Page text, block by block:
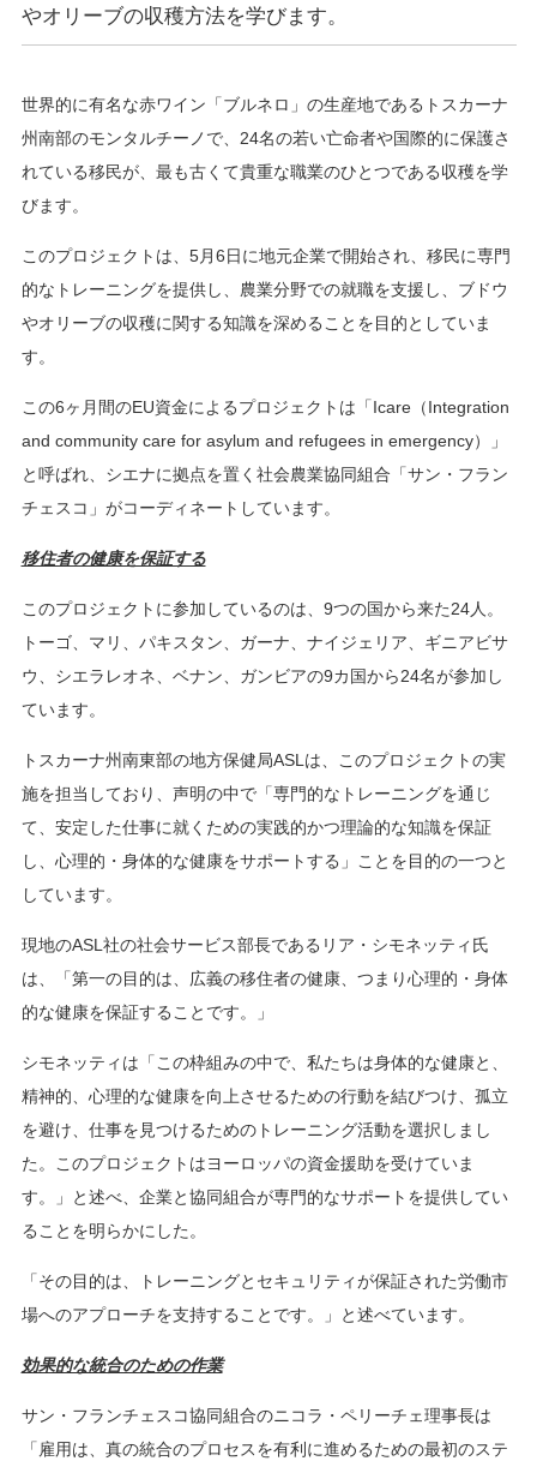
やオリーブの収穫方法を学びます。
世界的に有名な赤ワイン「ブルネロ」の生産地であるトスカーナ
州南部のモンタルチーノで、24名の若い亡命者や国際的に保護さ
れている移民が、最も古くて貴重な職業のひとつである収穫を学
びます。
このプロジェクトは、5月6日に地元企業で開始され、移民に専門
的なトレーニングを提供し、農業分野での就職を支援し、ブドウ
やオリーブの収穫に関する知識を深めることを目的としていま
す。
この6ヶ月間のEU資金によるプロジェクトは「Icare（Integration
and community care for asylum and refugees in emergency）」
と呼ばれ、シエナに拠点を置く社会農業協同組合「サン・フラン
チェスコ」がコーディネートしています。
移住者の健康を保証する
このプロジェクトに参加しているのは、9つの国から来た24人。
トーゴ、マリ、パキスタン、ガーナ、ナイジェリア、ギニアビサ
ウ、シエラレオネ、ベナン、ガンビアの9カ国から24名が参加し
ています。
トスカーナ州南東部の地方保健局ASLは、このプロジェクトの実
施を担当しており、声明の中で「専門的なトレーニングを通じ
て、安定した仕事に就くための実践的かつ理論的な知識を保証
し、心理的・身体的な健康をサポートする」ことを目的の一つと
しています。
現地のASL社の社会サービス部長であるリア・シモネッティ氏
は、「第一の目的は、広義の移住者の健康、つまり心理的・身体
的な健康を保証することです。」
シモネッティは「この枠組みの中で、私たちは身体的な健康と、
精神的、心理的な健康を向上させるための行動を結びつけ、孤立
を避け、仕事を見つけるためのトレーニング活動を選択しまし
た。このプロジェクトはヨーロッパの資金援助を受けていま
す。」と述べ、企業と協同組合が専門的なサポートを提供してい
ることを明らかにした。
「その目的は、トレーニングとセキュリティが保証された労働市
場へのアプローチを支持することです。」と述べています。
効果的な統合のための作業
サン・フランチェスコ協同組合のニコラ・ペリーチェ理事長は
「雇用は、真の統合のプロセスを有利に進めるための最初のステ